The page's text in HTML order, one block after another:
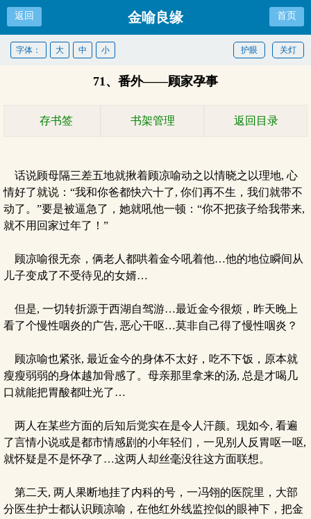
返回 金喻良缘 首页
关灯
护眼
字体： 大 中 小
71、番外——顾家孕事
存书签 书架管理 返回目录
话说顾母隔三差五地就揪着顾凉喻动之以情晓之以理地, 心
情好了就说：“我和你爸都快六十了, 你们再不生，我们就带不
动了。”要是被逼急了，她就吼他一顿：“你不把孩子给我带来,
就不用回家过年了！”
顾凉喻很无奈，俩老人都哄着金今吼着他…他的地位瞬间从
儿子变成了不受待见的女婿…
但是, 一切转折源于西湖自驾游…最近金今很烦，昨天晚上
看了个慢性咽炎的广告, 恶心干呕…莫非自己得了慢性咽炎？
顾凉喻也紧张, 最近金今的身体不太好，吃不下饭，原本就
瘦瘦弱弱的身体越加骨感了。母亲那里拿来的汤, 总是才喝几
口就能把胃酸都吐光了…
两人在某些方面的后知后觉实在是令人汗颜。现如今, 看遍
了言情小说或是都市情感剧的小年轻们，一见别人反胃呕一呕,
就怀疑是不是怀孕了…这两人却丝毫没往这方面联想。
第二天, 两人果断地挂了内科的号，一冯翎的医院里，大部
分医生护士都认识顾凉喻，在他红外线监控似的眼神下，把金